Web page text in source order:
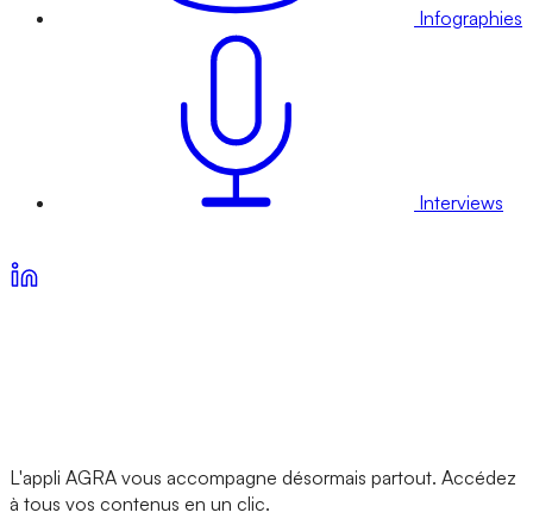
Infographies
Interviews
L'appli AGRA vous accompagne désormais partout. Accédez
à tous vos contenus en un clic.